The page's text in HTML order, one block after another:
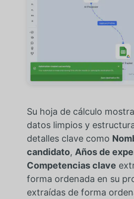
Su hoja de cálculo
datos limpios y
detalles clave como
candidato, Años de
Competencias clave
forma ordenada en su
extraídas de forma